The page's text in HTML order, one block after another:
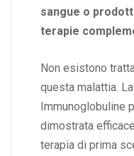
sangue o
terapie
Non esistono
questa malattia.
Immunoglobuline
dimostrata
terapia di prima